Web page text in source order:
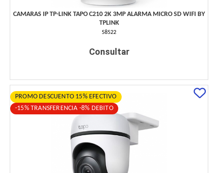
CAMARAS IP TP-LINK TAPO C210 2K 3MP ALARMA MICRO SD WIFI BY
TPLINK
58522
Consultar
PROMO DESCUENTO 15% EFECTIVO
-15% TRANSFERENCIA -8% DEBITO